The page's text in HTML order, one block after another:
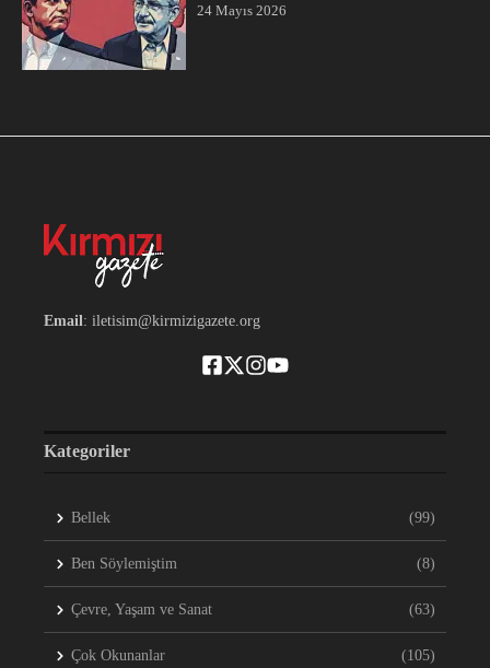
24 Mayıs 2026
Email: iletisim@kirmizigazete.org
Kategoriler
Bellek (99)
Ben Söylemiştim (8)
Çevre, Yaşam ve Sanat (63)
Çok Okunanlar (105)